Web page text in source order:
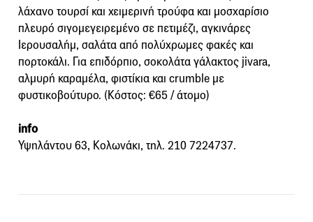
λάχανο τουρσί και χειμερινή τρούφα και μοσχαρίσιο
πλευρό σιγομεγειρεμένο σε πετιμέζι, αγκινάρες
Ιερουσαλήμ, σαλάτα από πολύχρωμες φακές και
πορτοκάλι. Για επιδόρπιο, σοκολάτα γάλακτος jivara,
αλμυρή καραμέλα, φιστίκια και crumble με
φυστικοβούτυρο. (Κόστος: €65 / άτομο)
info
Υψηλάντου 63, Κολωνάκι, τηλ. 210 7224737.